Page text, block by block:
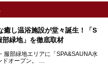
癒し温浴施設が堂々誕生！「S
緑地」を徹底取材
服部緑地エリアに「SPA&SAUNA水
オープン。